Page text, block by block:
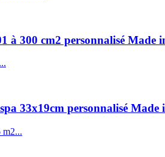
à 300 cm2 personnalisé Made
33x19cm personnalisé Made